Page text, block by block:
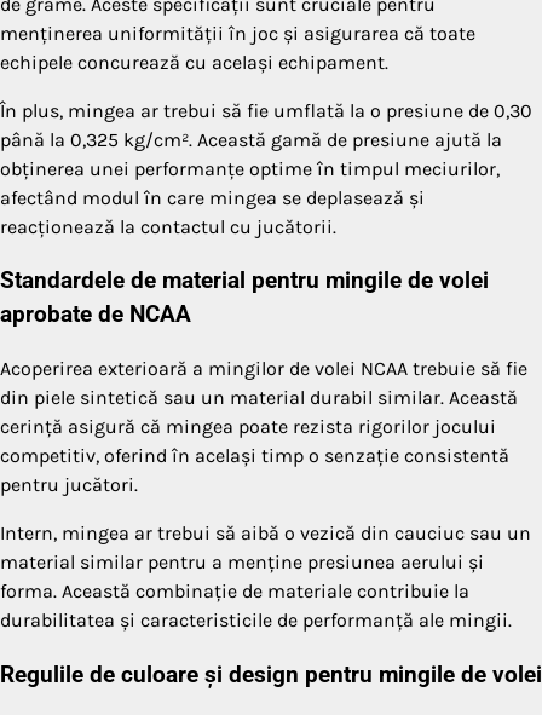
menținerea uniformității în joc și asigurarea că toate
echipele concurează cu același echipament.
În plus, mingea ar trebui să fie umflată la o presiune de 0,30
până la 0,325 kg/cm². Această gamă de presiune ajută la
obținerea unei performanțe optime în timpul meciurilor,
afectând modul în care mingea se deplasează și
reacționează la contactul cu jucătorii.
Standardele de material pentru mingile de volei
aprobate de NCAA
Acoperirea exterioară a mingilor de volei NCAA trebuie să fie
din piele sintetică sau un material durabil similar. Această
cerință asigură că mingea poate rezista rigorilor jocului
competitiv, oferind în același timp o senzație consistentă
pentru jucători.
Intern, mingea ar trebui să aibă o vezică din cauciuc sau un
material similar pentru a menține presiunea aerului și
forma. Această combinație de materiale contribuie la
durabilitatea și caracteristicile de performanță ale mingii.
Regulile de culoare și design pentru mingile de volei